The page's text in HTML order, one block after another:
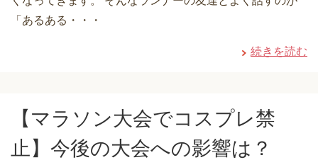
「あるある・・・
続きを読む
【マラソン大会でコスプレ禁
止】今後の大会への影響は？